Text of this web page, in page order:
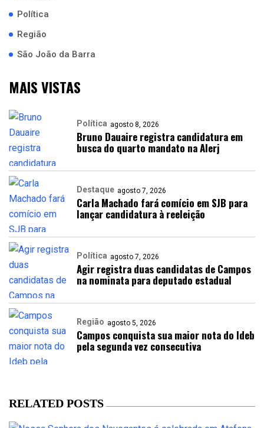
Política
Região
São João da Barra
MAIS VISTAS
Política agosto 8, 2026
Bruno Dauaire registra candidatura em
busca do quarto mandato na Alerj
Destaque agosto 7, 2026
Carla Machado fará comício em SJB para
lançar candidatura à reeleição
Política agosto 7, 2026
Agir registra duas candidatas de Campos
na nominata para deputado estadual
Região agosto 5, 2026
Campos conquista sua maior nota do Ideb
pela segunda vez consecutiva
RELATED POSTS